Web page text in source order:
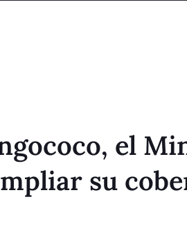
el
su